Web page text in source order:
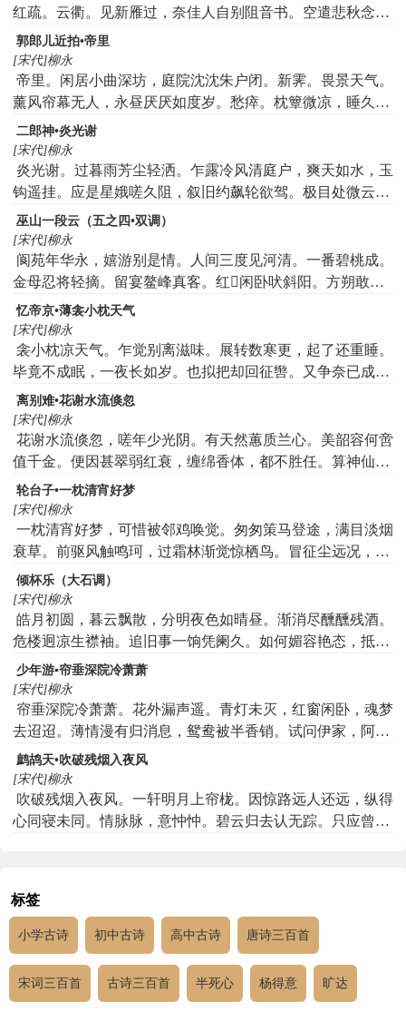
红疏。云衢。见新雁过，奈佳人自别阻音书。空遣悲秋念
远，寸肠万恨萦纡。皇都。暗想欢游，成往事动欷歔。念对
酒当歌，低帏并枕，翻恁轻孤。归途。纵凝望处，但斜阳暮
霭满平芜。赢得无言悄悄，凭阑尽日踟蹰。
郭郎儿近拍•帝里
[宋代]柳永
帝里。闲居小曲深坊，庭院沈沈朱户闭。新霁。畏景天气。
薰风帘幕无人，永昼厌厌如度岁。愁瘁。枕簟微凉，睡久辗
转慵起。砚席尘生，新诗小阕，等闲都尽废。这些儿寂寞情
怀，何事新来常恁地。
二郎神•炎光谢
[宋代]柳永
炎光谢。过暮雨芳尘轻洒。乍露冷风清庭户，爽天如水，玉
钩遥挂。应是星娥嗟久阻，叙旧约飙轮欲驾。极目处微云暗
度，耿耿银河高泻。闲雅。须知此景，古今无价。运巧思穿
针楼上女，抬粉面云鬟相亚。钿合金钗私语处，算谁在回廊
影下。愿天上人间，占得欢娱，年年今夜。
巫山一段云（五之四•双调）
[宋代]柳永
阆苑年华永，嬉游别是情。人间三度见河清。一番碧桃成。
金母忍将轻摘。留宴鳌峰真客。红𪚓闲卧吠斜阳。方朔敢偷
尝。
忆帝京•薄衾小枕天气
[宋代]柳永
衾小枕凉天气。乍觉别离滋味。展转数寒更，起了还重睡。
毕竟不成眠，一夜长如岁。也拟把却回征辔。又争奈已成行
计。万种思量，多方开解，只恁寂寞厌厌地。系我一生心，
负你千行泪。
离别难•花谢水流倏忽
[宋代]柳永
花谢水流倏忽，嗟年少光阴。有天然蕙质兰心。美韶容何啻
值千金。便因甚翠弱红衰，缠绵香体，都不胜任。算神仙五
色灵丹无验，中路委瓶簪。人悄悄，夜沉沉。闭香闺永弃鸳
衾。想娇魂媚魄非远，纵洪都方士也难寻。最苦是好景良
天，尊前歌笑，空想遗音。望断处，杳杳巫峰十二，千古暮
云深。
轮台子•一枕清宵好梦
[宋代]柳永
一枕清宵好梦，可惜被邻鸡唤觉。匆匆策马登途，满目淡烟
衰草。前驱风触鸣珂，过霜林渐觉惊栖鸟。冒征尘远况，自
古凄凉长安道。行行又历孤村，楚天阔望中未晓。念劳生，
惜芳年壮岁，离多欢少。叹断梗难停，暮云渐杳。但黯黯销
魂，寸肠凭谁表。恁驱驱何时是了。又争似却返瑶京，重买
千金笑。
倾杯乐（大石调）
[宋代]柳永
皓月初圆，暮云飘散，分明夜色如晴昼。渐消尽醺醺残酒。
危楼迥凉生襟袖。追旧事一饷凭阑久。如何媚容艳态，抵死
孤欢偶。朝思暮想，自家空恁添清瘦。算到头谁与伸剖。向
道我别来，为伊牵系，度岁经年，偷眼觑也不忍觑花柳。可
惜恁好景良宵，未曾略展双眉暂开口。问甚时与你，深怜痛
惜还依旧。
少年游▪帘垂深院冷萧萧
[宋代]柳永
帘垂深院冷萧萧。花外漏声遥。青灯未灭，红窗闲卧，魂梦
去迢迢。薄情漫有归消息，鸳鸯被半香销。试问伊家，阿谁
心绪，禁得恁无憀。
鹧鸪天•吹破残烟入夜风
[宋代]柳永
吹破残烟入夜风。一轩明月上帘栊。因惊路远人还远，纵得
心同寝未同。情脉脉，意忡忡。碧云归去认无踪。只应曾向
标签
小学古诗 初中古诗 高中古诗 唐诗三百首
宋词三百首 古诗三百首 半死心 杨得意 旷达